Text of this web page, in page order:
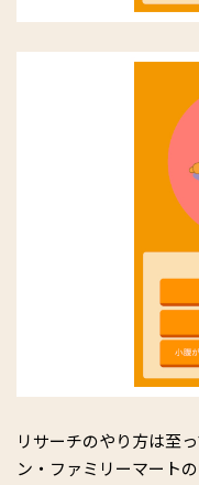
リサーチのやり方は至
ン・ファミリーマート